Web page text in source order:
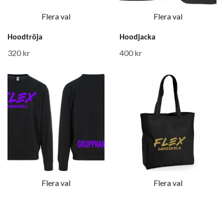
Flera val
Hoodtröja
320 kr
Flera val
Hoodjacka
400 kr
Flera val Flera val